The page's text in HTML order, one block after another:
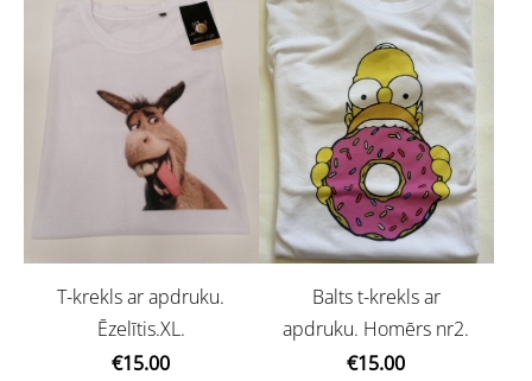
T-krekls ar apdruku.
Ēzelītis.XL.
€15.00
Balts t-krekls ar
apdruku. Homērs nr2.
€15.00